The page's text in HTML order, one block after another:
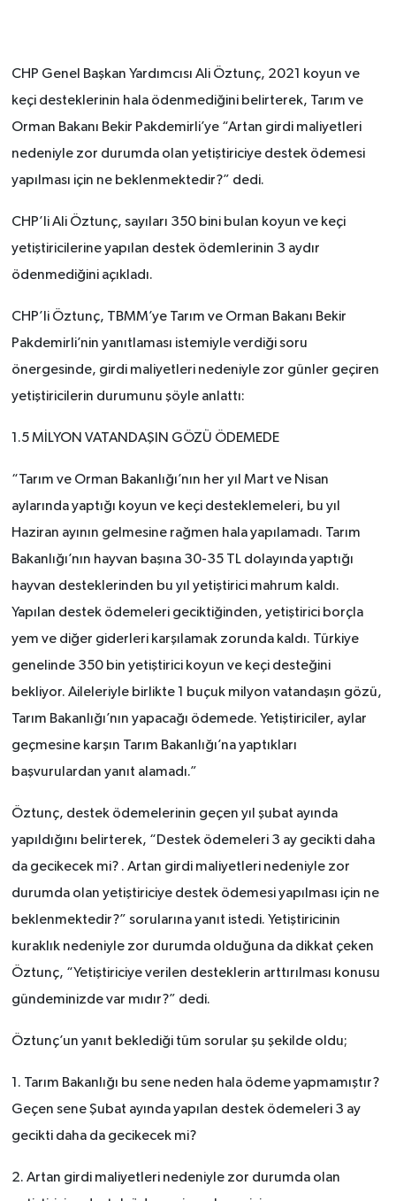
CHP Genel Başkan Yardımcısı Ali Öztunç, 2021 koyun ve
keçi desteklerinin hala ödenmediğini belirterek, Tarım ve
Orman Bakanı Bekir Pakdemirli’ye “Artan girdi maliyetleri
nedeniyle zor durumda olan yetiştiriciye destek ödemesi
yapılması için ne beklenmektedir?” dedi.
CHP’li Ali Öztunç, sayıları 350 bini bulan koyun ve keçi
yetiştiricilerine yapılan destek ödemlerinin 3 aydır
ödenmediğini açıkladı.
CHP’li Öztunç, TBMM’ye Tarım ve Orman Bakanı Bekir
Pakdemirli’nin yanıtlaması istemiyle verdiği soru
önergesinde, girdi maliyetleri nedeniyle zor günler geçiren
yetiştiricilerin durumunu şöyle anlattı:
1.5 MİLYON VATANDAŞIN GÖZÜ ÖDEMEDE
“Tarım ve Orman Bakanlığı’nın her yıl Mart ve Nisan
aylarında yaptığı koyun ve keçi desteklemeleri, bu yıl
Haziran ayının gelmesine rağmen hala yapılamadı. Tarım
Bakanlığı’nın hayvan başına 30-35 TL dolayında yaptığı
hayvan desteklerinden bu yıl yetiştirici mahrum kaldı.
Yapılan destek ödemeleri geciktiğinden, yetiştirici borçla
yem ve diğer giderleri karşılamak zorunda kaldı. Türkiye
genelinde 350 bin yetiştirici koyun ve keçi desteğini
bekliyor. Aileleriyle birlikte 1 buçuk milyon vatandaşın gözü,
Tarım Bakanlığı’nın yapacağı ödemede. Yetiştiriciler, aylar
geçmesine karşın Tarım Bakanlığı’na yaptıkları
başvurulardan yanıt alamadı.”
Öztunç, destek ödemelerinin geçen yıl şubat ayında
yapıldığını belirterek, “Destek ödemeleri 3 ay gecikti daha
da gecikecek mi? . Artan girdi maliyetleri nedeniyle zor
durumda olan yetiştiriciye destek ödemesi yapılması için ne
beklenmektedir?” sorularına yanıt istedi. Yetiştiricinin
kuraklık nedeniyle zor durumda olduğuna da dikkat çeken
Öztunç, “Yetiştiriciye verilen desteklerin arttırılması konusu
gündeminizde var mıdır?” dedi.
Öztunç’un yanıt beklediği tüm sorular şu şekilde oldu;
1. Tarım Bakanlığı bu sene neden hala ödeme yapmamıştır?
Geçen sene Şubat ayında yapılan destek ödemeleri 3 ay
gecikti daha da gecikecek mi?
2. Artan girdi maliyetleri nedeniyle zor durumda olan
ÜÇÜNCÜ SAYFA
Yemek
SİVİL TOPLUM
SEÇİM 2014
KİM KİMDİR
ÇEK GÖNDER
OTOMOBİL
TARİH
Genel
Politika
BÖLGEDEN
BİLİM TEKNOLOJİ
ASAYİŞ
ÇEVRE
BİLİM VE TEKNOLOJİ
YARIŞMALAR
TANITIM
HABERDE İNSAN